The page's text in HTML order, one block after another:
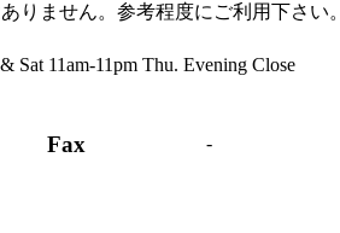
りません。参考程度にご利用下さい。
Sat 11am-11pm Thu. Evening Close
Fax -